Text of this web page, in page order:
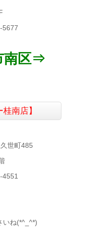
5677
南区⇒
南店】
世町485
4551
いね(*^_^*)